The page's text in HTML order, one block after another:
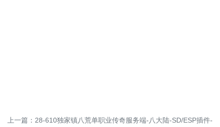
上一篇： 28-610独家镇八荒单职业传奇服务端-八大陆-SD/ESP插件-